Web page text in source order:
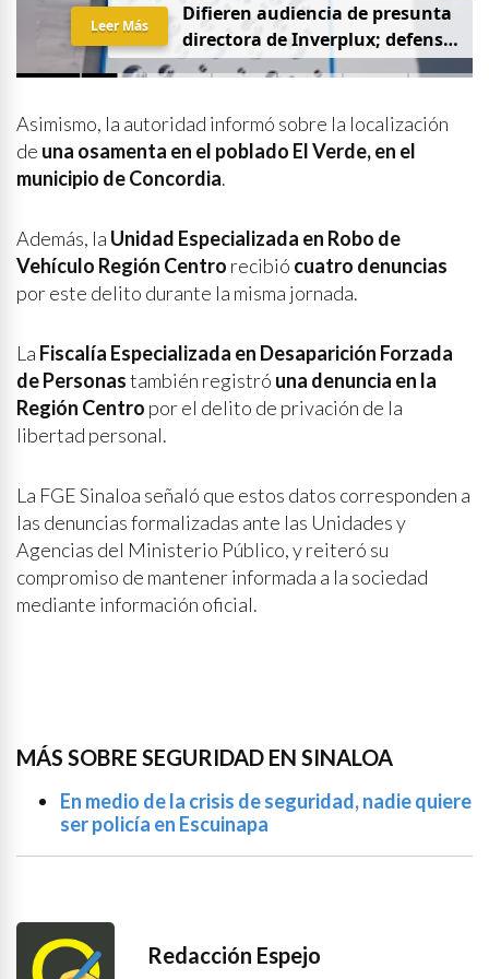
Difieren audiencia de presunta
directora deInverplux; defensa
pidequeseaprivadaysin
Leer Más
Asimismo, la autoridad informó sobre la localización
de una osamenta en el poblado El Verde, en el
municipio de Concordia.
Además, la Unidad Especializada en Robo de
Vehículo Región Centro recibió cuatro denuncias
por este delito durante la misma jornada.
La Fiscalía Especializada en Desaparición Forzada
de Personastambién registró una denuncia en la
Región Centro por el delito de privación de la
libertad personal.
La FGE Sinaloa señaló que estos datos corresponden a
las denuncias formalizadas ante las Unidades y
Agencias del Ministerio Público, y reiteró su
compromiso de mantener informada a la sociedad
mediante información oficial.
MÁS SOBRE SEGURIDAD EN SINALOA
En medio de la crisis de seguridad, nadie quiere
ser policía en Escuinapa
Redacción Espejo